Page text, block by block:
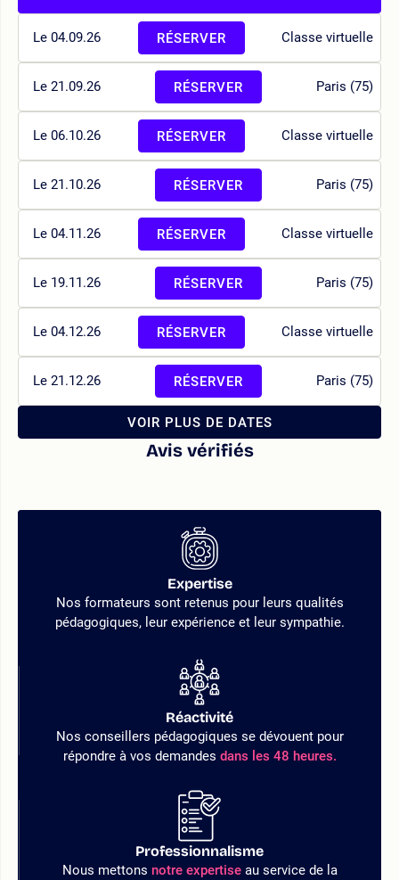
Le 04.09.26 Classe virtuelle
RÉSERVER
Le 21.09.26 Paris (75)
RÉSERVER
Le 06.10.26 Classe virtuelle
RÉSERVER
Le 21.10.26 Paris (75)
RÉSERVER
Le 04.11.26 Classe virtuelle
RÉSERVER
Le 19.11.26 Paris (75)
RÉSERVER
Le 04.12.26 Classe virtuelle
RÉSERVER
Le 21.12.26 Paris (75)
RÉSERVER
VOIR PLUS DE DATES
Avis vérifiés
Expertise
Nos formateurs sont retenus pour leurs qualités
pédagogiques, leur expérience et leur sympathie.
Réactivité
Nos conseillers pédagogiques se dévouent pour
répondre à vos demandes dans les 48 heures.
Professionnalisme
Nous mettons notre expertiseau service de la